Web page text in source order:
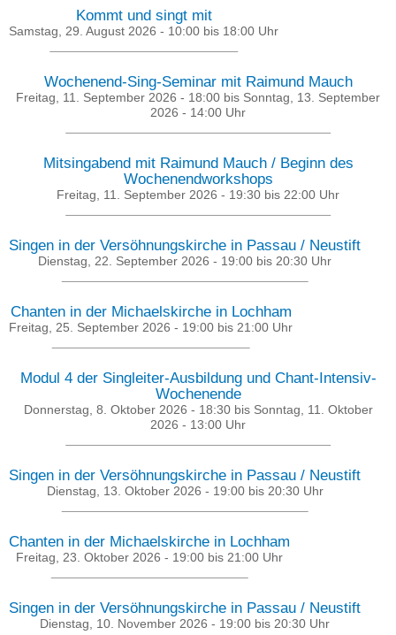
Kommt und singt mit
Samstag, 29. August 2026 - 10:00 bis 18:00 Uhr
Wochenend-Sing-Seminar mit Raimund Mauch
Freitag, 11. September 2026 - 18:00 bis Sonntag, 13. September
2026 - 14:00 Uhr
Mitsingabend mit Raimund Mauch / Beginn des
Wochenendworkshops
Freitag, 11. September 2026 - 19:30 bis 22:00 Uhr
Singen in der Versöhnungskirche in Passau / Neustift
Dienstag, 22. September 2026 - 19:00 bis 20:30 Uhr
Chanten in der Michaelskirche in Lochham
Freitag, 25. September 2026 - 19:00 bis 21:00 Uhr
Modul 4 der Singleiter-Ausbildung und Chant-Intensiv-
Wochenende
Donnerstag, 8. Oktober 2026 - 18:30bis Sonntag, 11. Oktober
2026 - 13:00 Uhr
Singen in der Versöhnungskirche in Passau / Neustift
Dienstag, 13. Oktober 2026 - 19:00bis 20:30Uhr
Chanten in der Michaelskirche in Lochham
Freitag, 23. Oktober 2026 - 19:00 bis 21:00 Uhr
Singen in der Versöhnungskirche in Passau / Neustift
Dienstag, 10. November 2026 - 19:00 bis 20:30 Uhr